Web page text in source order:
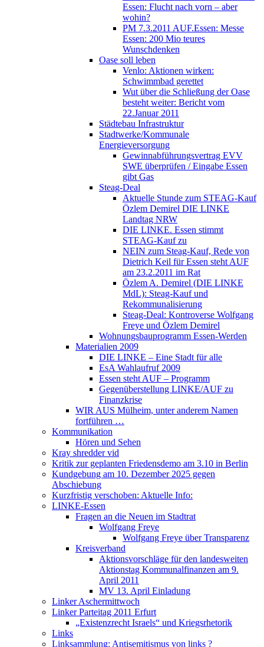
Essen: Flucht nach vorn – aber
wohin?
PM 7.3.2011 AUF.Essen: Messe
Essen: 200 Mio teures
Wunschdenken
Oase soll leben
Venlo: Aktionen wirken:
Schwimmbad gerettet
Wut über die Schließung der Oase
besteht weiter: Bericht vom
22.Januar 2011
Städtebau Infrastruktur
Stadtwerke/Kommunale
Energieversorgung
Gewinnabführungsvertrag EVV
SWE überprüfen / Eingabe Essen
gibt Gas
Steag-Deal
Aktuelle Stunde zum STEAG-Kauf
Özlem Demirel DIE LINKE
Landtag NRW
DIE LINKE. Essen stimmt
STEAG-Kauf zu
NEIN zum Steag-Kauf, Rede von
Dietrich Keil für Essen steht AUF
am 23.2.2011 im Rat
Özlem A. Demirel (DIE LINKE
MdL): Steag-Kauf und
Rekommunalisierung
Steag-Deal: Kontroverse Wolfgang
Freye und Özlem Demirel
Wohnungsbauprogramm Essen-Werden
Materialien 2009
DIE LINKE – Eine Stadt für alle
EsA Wahlaufruf 2009
Essen steht AUF – Programm
Gegenüberstellung LINKE/AUF zu
Finanzkrise
WIR AUS Mülheim, unter anderem Namen
fortführen …
Kommunikation
Hören und Sehen
Kray shredder vid
Kritik zur geplanten Friedensdemo am 3.10 in Berlin
Kundgebung am 10. Dezember 2025 gegen
Abschiebung
Kurzfristig verschoben: Aktuelle Info:
LINKE-Essen
Fragen an die Neuen im Stadtrat
Wolfgang Freye
Wolfgang Freye über Transparenz
Kreisverband
Aktionsvorschläge für den landesweiten
Aktionstag Kommunalfinanzen am 9.
April 2011
MV 13. April Einladung
Linker Aschermittwoch
Linker Parteitag 2011 Erfurt
„Existenzrecht Israels“ und Kriegsrhetorik
Links
Linksammlung: Antisemitismus von links ?